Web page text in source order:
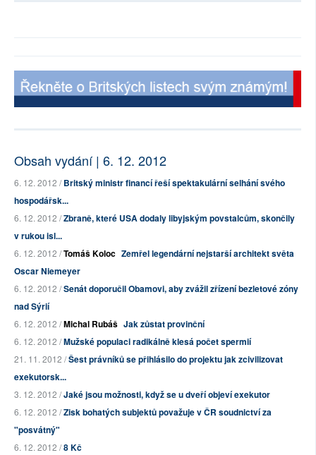
Obsah vydání | 6. 12. 2012
6. 12. 2012 /Britský ministr financí řeší spektakulární selhání svého
hospodářsk...
6. 12. 2012 /Zbraně, které USA dodaly libyjským povstalcům, skončily
v rukou isl...
6. 12. 2012 /Tomáš Koloc Zemřel legendární nejstarší architekt světa
Oscar Niemeyer
6. 12. 2012 /Senát doporučil Obamovi, aby zvážil zřízení bezletové zóny
nad Sýrií
6. 12. 2012 /Michal Rubáš Jak zůstat provinční
6. 12. 2012 /Mužské populaci radikálně klesá počet spermií
21. 11. 2012 /Šest právníků se přihlásilo do projektu jak zcivilizovat
exekutorsk...
3. 12. 2012 /Jaké jsou možnosti, když se u dveří objeví exekutor
6. 12. 2012 /Zisk bohatých subjektů považuje v ČR soudnictví za
"posvátný"
6. 12. 2012 /8 Kč